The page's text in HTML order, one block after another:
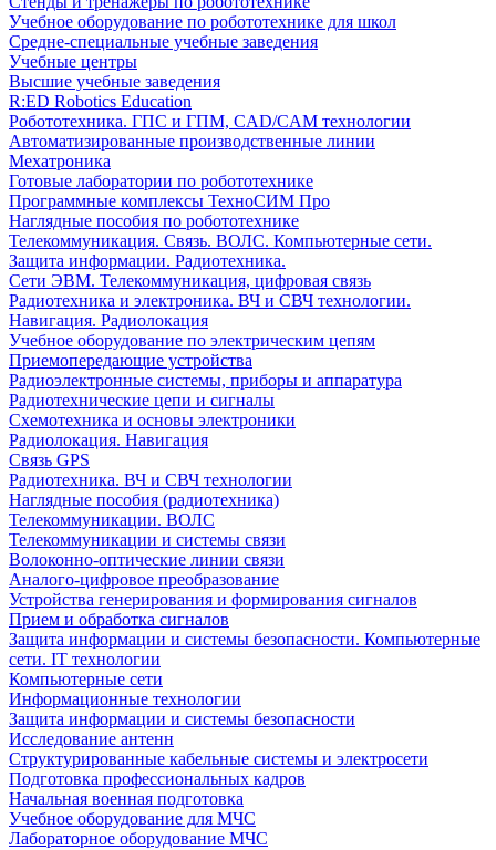
Учебное оборудование по робототехнике для школ
Средне-специальные учебные заведения
Учебные центры
Высшие учебные заведения
R:ED Robotics Education
Робототехника. ГПС и ГПМ, CAD/CAM технологии
Автоматизированные производственные линии
Мехатроника
Готовые лаборатории по робототехнике
Программные комплексы ТехноСИМ Про
Наглядные пособия по робототехнике
Телекоммуникация. Связь. ВОЛС. Компьютерные сети.
Защита информации. Радиотехника.
Сети ЭВМ. Телекоммуникация, цифровая связь
Радиотехника и электроника. ВЧ и СВЧ технологии.
Навигация. Радиолокация
Учебное оборудование по электрическим цепям
Приемопередающие устройства
Радиоэлектронные системы, приборы и аппаратура
Радиотехнические цепи и сигналы
Схемотехника и основы электроники
Радиолокация. Навигация
Связь GPS
Радиотехника. ВЧ и СВЧ технологии
Наглядные пособия (радиотехника)
Телекоммуникации. ВОЛС
Телекоммуникации и системы связи
Волоконно-оптические линии связи
Аналого-цифровое преобразование
Устройства генерирования и формирования сигналов
Прием и обработка сигналов
Защита информации и системы безопасности. Компьютерные
сети. IT технологии
Компьютерные сети
Информационные технологии
Защита информации и системы безопасности
Исследование антенн
Структурированные кабельные системы и электросети
Подготовка профессиональных кадров
Начальная военная подготовка
Учебное оборудование для МЧС
Лабораторное оборудование МЧС